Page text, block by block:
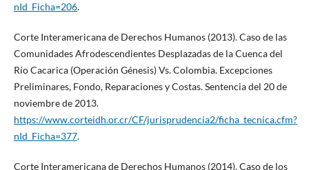
nId_Ficha=206.
Corte Interamericana de Derechos Humanos (2013). Caso de las
Comunidades Afrodescendientes Desplazadas de la Cuenca del
Río Cacarica (Operación Génesis) Vs. Colombia. Excepciones
Preliminares, Fondo, Reparaciones y Costas. Sentencia del 20 de
noviembre de 2013.
https://www.corteidh.or.cr/CF/jurisprudencia2/ficha_tecnica.cfm?
nId_Ficha=377.
Corte Interamericana de Derechos Humanos (2014). Caso de los